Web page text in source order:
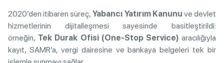
2020’den itibaren süreç,Yabancı Yatırım Kanunu ve devlet
hizmetlerinin dijitalleşmesi sayesinde basitleştirildi:
örneğin, Tek Durak Ofisi (One-Stop Service) aracılığıyla
kayıt, SAMR’a, vergi dairesine ve bankaya belgeleri tek bir